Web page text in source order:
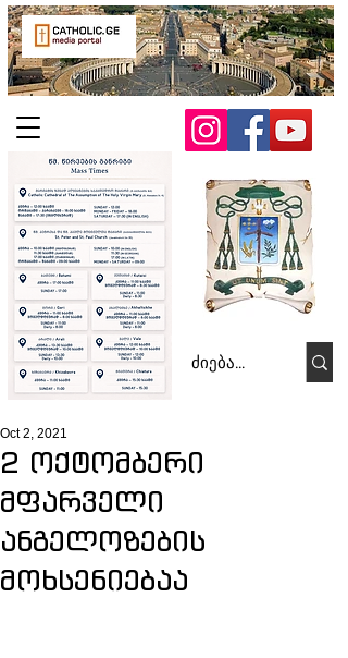
2 ოქტომბერი
მფარველი
ანგელოზების
მოხსენიებაა
Oct 2, 2021